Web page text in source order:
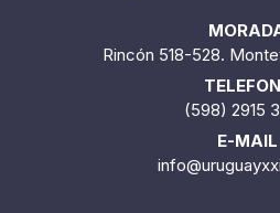
Rincón 518-528.
(598) 2915
E-MAIL